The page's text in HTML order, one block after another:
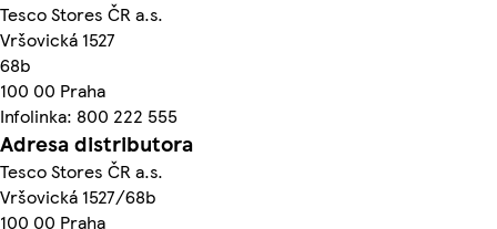
Tesco Stores ČR a.s.
Vršovická 1527
68b
100 00 Praha
Infolinka: 800 222 555
Adresa distributora
Tesco Stores ČR a.s.
Vršovická 1527/68b
100 00 Praha